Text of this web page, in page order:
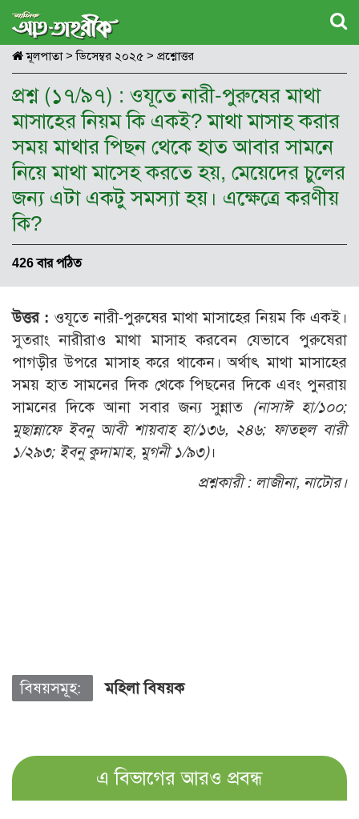
মূলপাতা> ডিসেম্বর ২০২৫ > প্রশ্নোত্তর
প্রশ্ন (১৭/৯৭) : ওযূতে নারী-পুরুষের মাথা
মাসাহের নিয়ম কি একই? মাথা মাসাহ করার
সময় মাথার পিছন থেকে হাত আবার সামনে
নিয়ে মাথা মাসেহ করতে হয়, মেয়েদের চুলের
জন্য এটা একটু সমস্যা হয়। এক্ষেত্রে করণীয়
কি?
426 বার পঠিত
উত্তর : ওযূতে নারী-পুরুষের মাথা মাসাহের নিয়ম কি একই।
সুতরাং নারীরাও মাথা মাসাহ করবেন যেভাবে পুরুষেরা
পাগড়ীর উপরে মাসাহ করে থাকেন। অর্থাৎ মাথা মাসাহের
সময় হাত সামনের দিক থেকে পিছনের দিকে এবং পুনরায়
সামনের দিকে আনা সবার জন্য সুন্নাত (নাসাঈ হা/১০০;
মুছান্নাফে ইবনু আবী শায়বাহ হা/১৩৬, ২৪৬; ফাতহুল বারী
১/২৯৩; ইবনু কুদামাহ, মুগনী ১/৯৩)।
প্রশ্নকারী : লাজীনা, নাটোর।
বিষয়সমূহ: মহিলা বিষয়ক
এ বিভাগের আরও প্রবন্ধ